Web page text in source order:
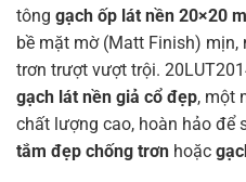
tông gạch ốp lát nền 20×20
bề mặt mờ (Matt Finish)
trơn trượt vượt trội.
gạch lát nền giả cổ đẹp, một
chất lượng cao, hoàn hảo để
tắm đẹp chống trơn hoặc